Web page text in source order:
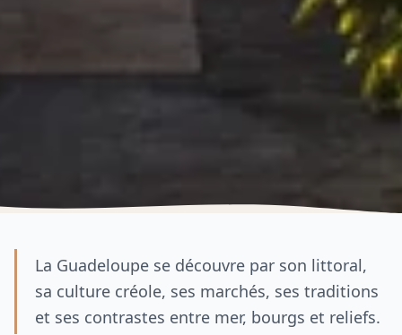
La Guadeloupe se découvre par son littoral,
sa culture créole, ses marchés, ses traditions
et ses contrastes entre mer, bourgs et reliefs.